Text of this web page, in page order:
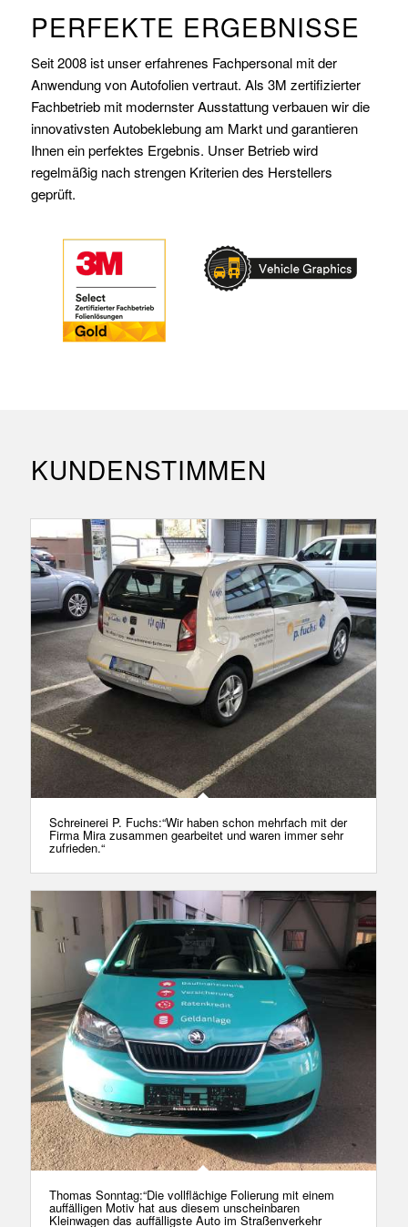
PERFEKTE ERGEBNISSE
Seit 2008 ist unser erfahrenes Fachpersonal mit der
Anwendung von Autofolien vertraut. Als 3M zertifizierter
Fachbetrieb mit modernster Ausstattung verbauen wir die
innovativsten Autobeklebung am Markt und garantieren
Ihnen ein perfektes Ergebnis. Unser Betrieb wird
regelmäßig nach strengen Kriterien des Herstellers
geprüft.
KUNDENSTIMMEN
Schreinerei P. Fuchs:“Wir haben schon mehrfach mit der
Firma Mira zusammen gearbeitet und waren immer sehr
zufrieden.“
Thomas Sonntag:“Die vollflächige Folierung mit einem
auffälligen Motiv hat aus diesem unscheinbaren
Kleinwagen das auffälligste Auto im Straßenverkehr